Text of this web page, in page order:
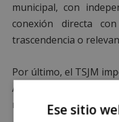
municipal, con
conexión directa
trascendencia o
Por último, el TSJM
Ayuntamiento de
recurso de casación.
Ese sitio